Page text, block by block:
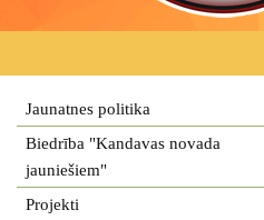
Jaunatnes politika
Biedrība "Kandavas novada
jauniešiem"
Projekti